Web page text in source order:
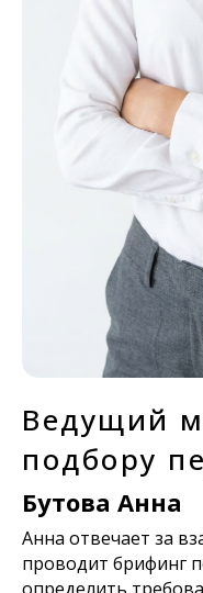
Ведущий
подбору
Бутова Анна
Анна отвечает за
проводит брифинг